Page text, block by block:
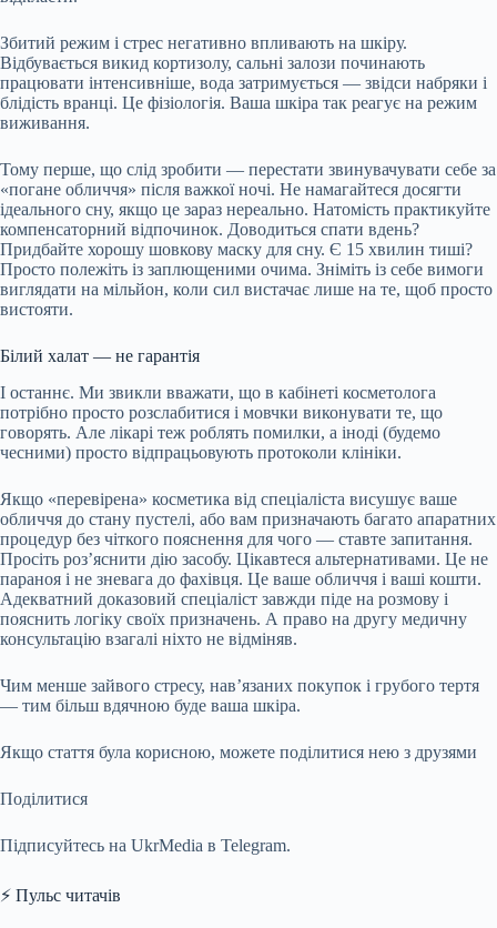
Збитий режим і стрес негативно впливають на шкіру.
Відбувається викид кортизолу, сальні залози починають
працювати інтенсивніше, вода затримується — звідси набряки і
блідість вранці. Це фізіологія. Ваша шкіра так реагує на режим
виживання.
Тому перше, що слід зробити — перестати звинувачувати себе за
«погане обличчя» після важкої ночі. Не намагайтеся досягти
ідеального сну, якщо це зараз нереально. Натомість практикуйте
компенсаторний відпочинок. Доводиться спати вдень?
Придбайте хорошу шовкову маску для сну. Є 15 хвилин тиші?
Просто полежіть із заплющеними очима. Зніміть із себе вимоги
виглядати на мільйон, коли сил вистачає лише на те, щоб просто
вистояти.
Білий халат — не гарантія
І останнє. Ми звикли вважати, що в кабінеті косметолога
потрібно просто розслабитися і мовчки виконувати те, що
говорять. Але лікарі теж роблять помилки, а іноді (будемо
чесними) просто відпрацьовують протоколи клініки.
Якщо «перевірена» косметика від спеціаліста висушує ваше
обличчя до стану пустелі, або вам призначають багато апаратних
процедур без чіткого пояснення для чого — ставте запитання.
Просіть роз’яснити дію засобу. Цікавтеся альтернативами. Це не
параноя і не зневага до фахівця. Це ваше обличчя і ваші кошти.
Адекватний доказовий спеціаліст завжди піде на розмову і
пояснить логіку своїх призначень. А право на другу медичну
консультацію взагалі ніхто не відміняв.
Чим менше зайвого стресу, нав’язаних покупок і грубого тертя
— тим більш вдячною буде ваша шкіра.
Якщо стаття була корисною, можете поділитися нею з друзями
Поділитися
Підписуйтесь на UkrMedia в Telegram.
⚡ Пульс читачів